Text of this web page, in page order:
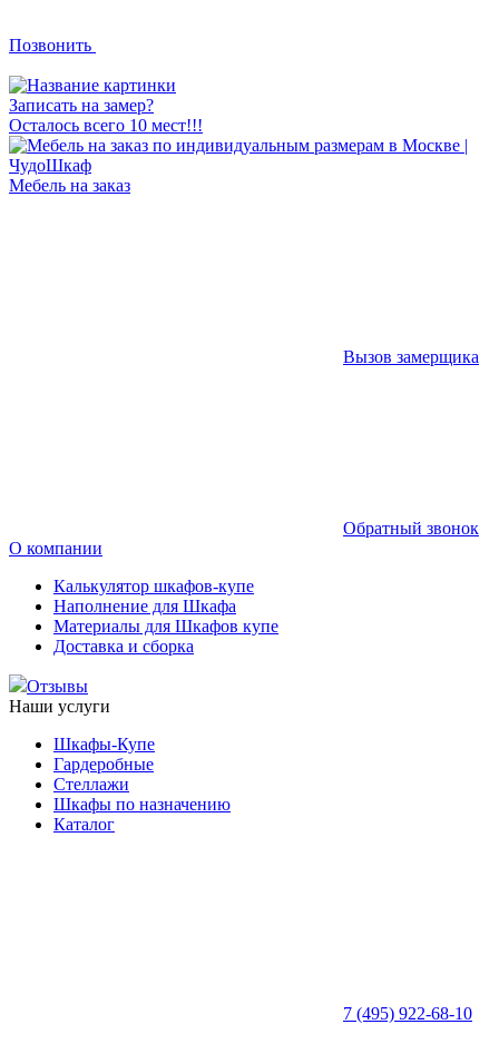
Позвонить
Записать на замер?
Осталось всего 10 мест!!!
Мебель на заказ
Вызов замерщика
Обратный звонок
О компании
Калькулятор шкафов-купе
Наполнение для Шкафа
Материалы для Шкафов купе
Доставка и сборка
Отзывы
Наши услуги
Шкафы-Купе
Гардеробные
Стеллажи
Шкафы по назначению
Каталог
7 (495) 922-68-10